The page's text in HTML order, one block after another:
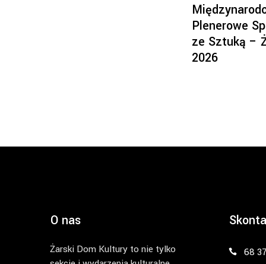
Plenerowe
ze Sztuką –
2026
O nas
Żarski Dom Kultury to nie tylko
68